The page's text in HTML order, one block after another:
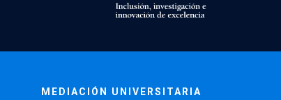
MEDIACIÓN UNIVERSITARIA